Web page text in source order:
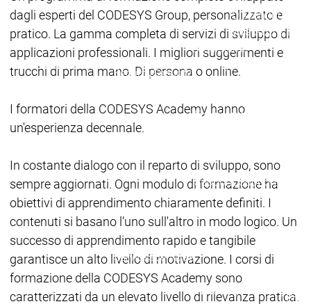
EcosistemaEcosistema
Discontinuità
Wrap-Up &
SecuritySecurity
Ecosistema
Security
Services Services
Ecosistema
SupportoSupporto
Link
Academy
Academy
dagli esperti del CODESYS Group, personalizzato e
pratico. La gamma completa di servizi di sviluppo di
applicazioni professionali. I migliori suggerimenti e
trucchi di prima mano. Di persona o online.
I formatori della CODESYS Academy hanno
un'esperienza decennale.
In costante dialogo con il reparto di sviluppo, sono
sempre aggiornati. Ogni modulo di formazione ha
obiettivi di apprendimento chiaramente definiti. I
contenuti si basano l'uno sull'altro in modo logico. Un
successo di apprendimento rapido e tangibile
garantisce un alto livello di motivazione. I corsi di
formazione della CODESYS Academy sono
caratterizzati da un elevato livello di rilevanza pratica.